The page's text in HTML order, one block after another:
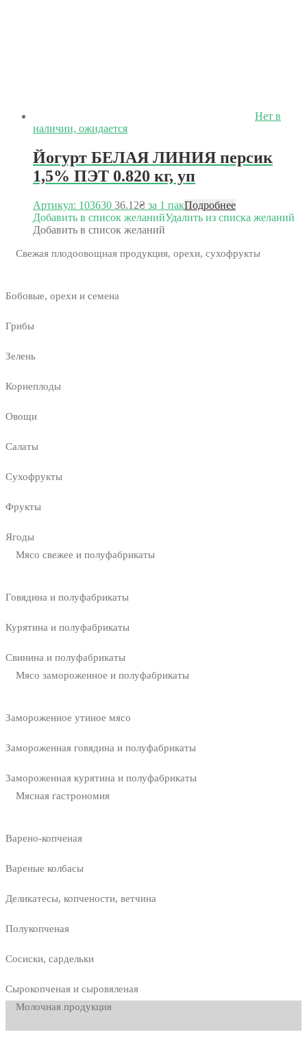
Нет в
наличии, ожидается
Йогурт БЕЛАЯ ЛИНИЯ персик
1,5% ПЭТ 0.820 кг, уп
Артикул: 103630 36.12₴ за 1 пакПодробнее
Добавить в список желанийУдалить из списка желаний
Добавить в список желаний
Свежая плодоовощная продукция, орехи, сухофрукты
Бобовые, орехи и семена
Грибы
Зелень
Корнеплоды
Овощи
Салаты
Сухофрукты
Фрукты
Ягоды
Мясо свежее и полуфабрикаты
Говядина и полуфабрикаты
Курятина и полуфабрикаты
Свинина и полуфабрикаты
Мясо замороженное и полуфабрикаты
Замороженное утиное мясо
Замороженная говядина и полуфабрикаты
Замороженная курятина и полуфабрикаты
Мясная гастрономия
Варено-копченая
Вареные колбасы
Деликатесы, копчености, ветчина
Полукопченая
Сосиски, сардельки
Сырокопченая и сыровяленая
Молочная продукция